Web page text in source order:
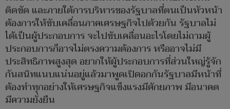
ติดขัด และภายใต้การบริหารของรัฐบาลที่ตนเป็นหัวหน้า
ต้องการให้ขับเคลื่อนภาคเศรษฐกิจไปด้วยกัน รัฐบาลไม่
ได้เป็นผู้ประกอบการ จะไปขับเคลื่อนอะไรโดยไม่ถามผู้
ประกอบการก็อาจไม่ตรงความต้องการ หรืออาจไม่มี
ประสิทธิภาพสูงสุด อยากให้ผู้ประกอบการที่ส่วนใหญ่รู้จัก
กันสนิทแนบแน่นอยู่แล้วมาพูดเปิดอกกันรัฐบาลมีหน้าที่
ต้องทำทุกอย่างให้เศรษฐกิจแข็งแรงมีศักยภาพ มีอนาคต
มีความยั่งยืน